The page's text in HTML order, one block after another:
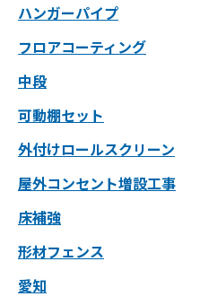
ハンガーパイプ
フロアコーティング
中段
可動棚セット
外付けロールスクリーン
屋外コンセント増設工事
床補強
形材フェンス
愛知